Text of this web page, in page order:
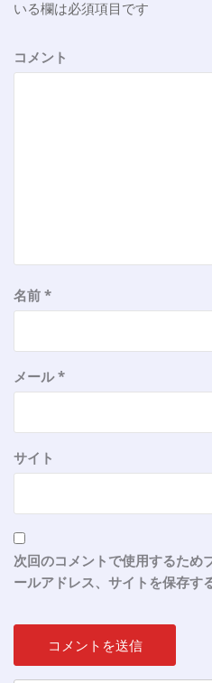
いる欄は必須項目です
コメント
名前 *
メール*
サイト
次回のコメントで使用するため
ールアドレス、サイトを保存する